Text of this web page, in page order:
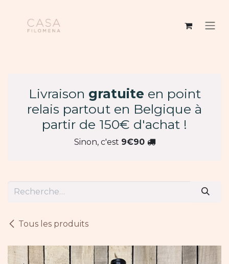
Livraison gratuite en point
relais partout en Belgique à
partir de 150€ d'achat !
Sinon, c'est 9€90
Tous les produits